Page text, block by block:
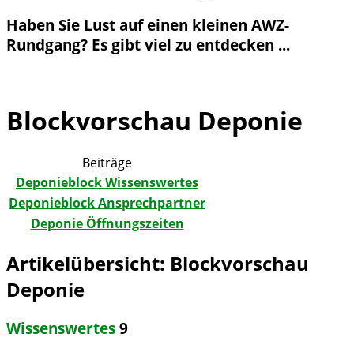
Haben Sie Lust auf einen kleinen AWZ-
Rundgang? Es gibt viel zu entdecken ...
Blockvorschau Deponie
Beiträge
Deponieblock Wissenswertes
Deponieblock Ansprechpartner
Deponie Öffnungszeiten
Artikelübersicht: Blockvorschau
Deponie
Wissenswertes 9